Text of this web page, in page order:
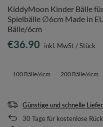
KiddyMoon Kinder Bälle
Spielbälle ∅6cm Made in
Bälle/6cm
100 Bälle/6cm 200 Bälle/6cm
€36.90 inkl. MwSt/Stück
Günstige und schnelle
30 Tage für kostenlose